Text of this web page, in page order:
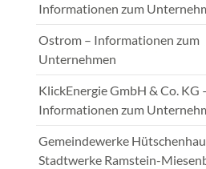
Informationen zum
Ostrom – Informationen zum
Unternehmen
KlickEnergie GmbH & Co. KG
Informationen zum
Gemeindewerke
Stadtwerke Ramstein-